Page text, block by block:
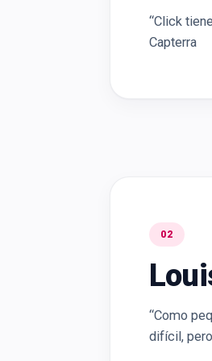
“Click
Capterra
02
“Como
difícil,